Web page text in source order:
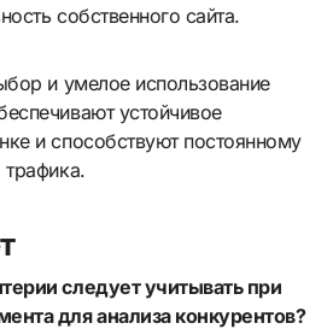
собственного сайта.
и умелое использование
устойчивое
и способствуют постоянному
трафика.
следует учитывать при
для анализа конкурентов?